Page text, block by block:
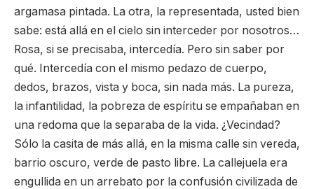
argamasa pintada. La otra, la representada, usted bien
sabe: está allá en el cielo sin interceder por nosotros…
Rosa, si se precisaba, intercedía. Pero sin saber por
qué. Intercedía con el mismo pedazo de cuerpo,
dedos, brazos, vista y boca, sin nada más. La pureza,
la infantilidad, la pobreza de espíritu se empañaban en
una redoma que la separaba de la vida. ¿Vecindad?
Sólo la casita de más allá, en la misma calle sin vereda,
barrio oscuro, verde de pasto libre. La callejuela era
engullida en un arrebato por la confusión civilizada de